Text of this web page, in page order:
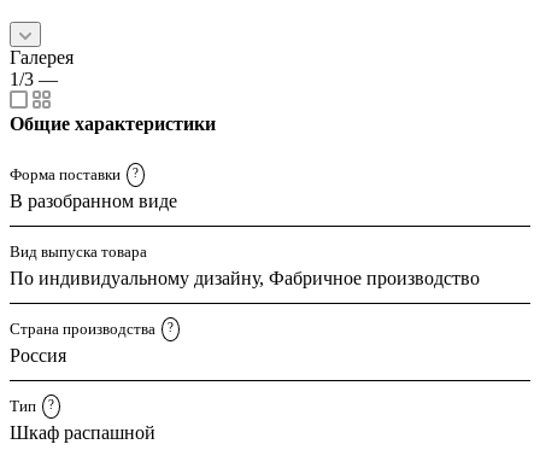
Галерея
1/3 —
Общие характеристики
Форма поставки ?
В разобранном виде
Вид выпуска товара
По индивидуальному дизайну, Фабричное производство
Страна производства ?
Россия
Тип ?
Шкаф распашной